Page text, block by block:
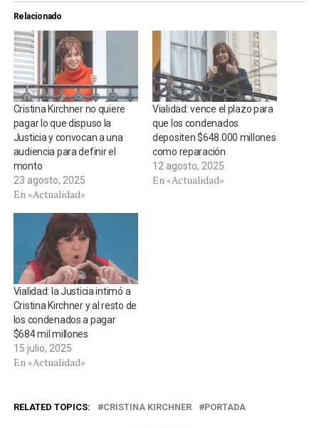
Relacionado
Cristina Kirchner no quiere
pagar lo que dispuso la
Justicia y convocan a una
audiencia para definir el
monto
23 agosto, 2025
En «Actualidad»
Vialidad: vence el plazo para
que los condenados
depositen $648.000 millones
como reparación
12 agosto, 2025
En «Actualidad»
Vialidad: la Justicia intimó a
Cristina Kirchner y al resto de
los condenados a pagar
$684 mil millones
15 julio, 2025
En «Actualidad»
RELATED TOPICS: CRISTINA KIRCHNER PORTADA